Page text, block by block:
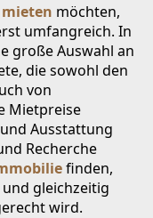
möchten,
umfangreich. In
große Auswahl an
die sowohl den
von
Mietpreise
Ausstattung
Recherche
finden,
gleichzeitig
wird.